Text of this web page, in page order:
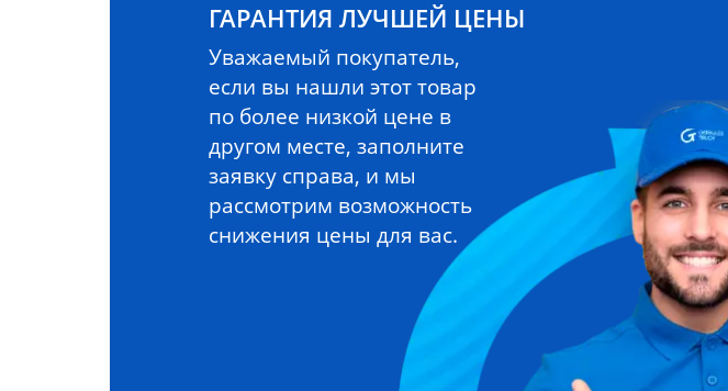
ГАРАНТИЯ ЛУЧШЕЙ ЦЕНЫ
Уважаемый покупатель,
если вы нашли этот товар
по более низкой цене в
другом месте, заполните
заявку справа, и мы
рассмотрим возможность
снижения цены для вас.